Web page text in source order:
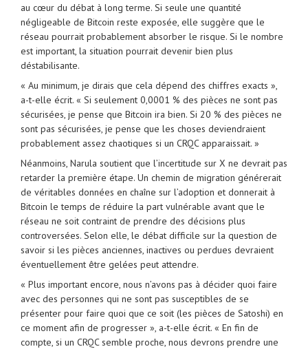
au cœur du débat à long terme. Si seule une quantité
négligeable de Bitcoin reste exposée, elle suggère que le
réseau pourrait probablement absorber le risque. Si le nombre
est important, la situation pourrait devenir bien plus
déstabilisante.
« Au minimum, je dirais que cela dépend des chiffres exacts »,
a-t-elle écrit. « Si seulement 0,0001 % des pièces ne sont pas
sécurisées, je pense que Bitcoin ira bien. Si 20 % des pièces ne
sont pas sécurisées, je pense que les choses deviendraient
probablement assez chaotiques si un CRQC apparaissait. »
Néanmoins, Narula soutient que l’incertitude sur X ne devrait pas
retarder la première étape. Un chemin de migration générerait
de véritables données en chaîne sur l’adoption et donnerait à
Bitcoin le temps de réduire la part vulnérable avant que le
réseau ne soit contraint de prendre des décisions plus
controversées. Selon elle, le débat difficile sur la question de
savoir si les pièces anciennes, inactives ou perdues devraient
éventuellement être gelées peut attendre.
« Plus important encore, nous n’avons pas à décider quoi faire
avec des personnes qui ne sont pas susceptibles de se
présenter pour faire quoi que ce soit (les pièces de Satoshi) en
ce moment afin de progresser », a-t-elle écrit. « En fin de
compte, si un CRQC semble proche, nous devrons prendre une